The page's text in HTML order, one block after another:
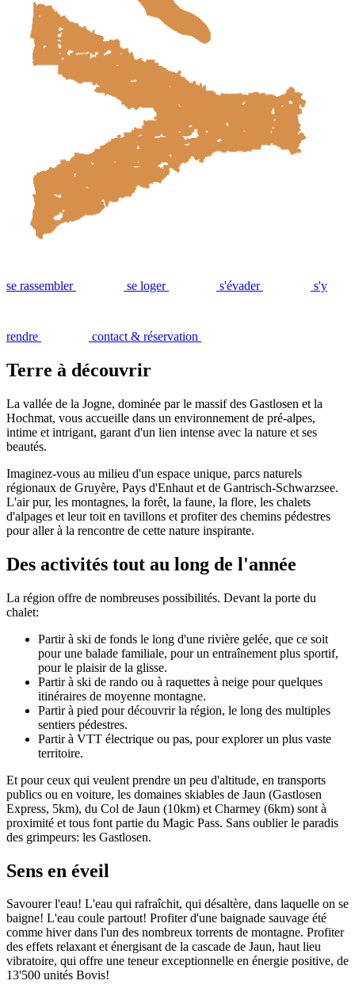
se rassembler se loger s'évader s'y
rendre contact & réservation
Terre à découvrir
La vallée de la Jogne, dominée par le massif des Gastlosen et la
Hochmat, vous accueille dans un environnement de pré-alpes,
intime et intrigant, garant d'un lien intense avec la nature et ses
beautés.
Imaginez-vous au milieu d'un espace unique, parcs naturels
régionaux de Gruyère, Pays d'Enhaut et de Gantrisch-Schwarzsee.
L'air pur, les montagnes, la forêt, la faune, la flore, les chalets
d'alpages et leur toit en tavillons et profiter des chemins pédestres
pour aller à la rencontre de cette nature inspirante.
Des activités tout au long de l'année
La région offre de nombreuses possibilités. Devant la porte du
chalet:
Partir à ski de fonds le long d'une rivière gelée, que ce soit
pour une balade familiale, pour un entraînement plus sportif,
pour le plaisir de la glisse.
Partir à ski de rando ou à raquettes à neige pour quelques
itinéraires de moyenne montagne.
Partir à pied pour découvrir la région, le long des multiples
sentiers pédestres.
Partir à VTT électrique ou pas, pour explorer un plus vaste
territoire.
Et pour ceux qui veulent prendre un peu d'altitude, en transports
publics ou en voiture, les domaines skiables de Jaun (Gastlosen
Express, 5km), du Col de Jaun (10km) et Charmey (6km) sont à
proximité et tous font partie du Magic Pass. Sans oublier le paradis
des grimpeurs: les Gastlosen.
Sens en éveil
Savourer l'eau! L'eau qui rafraîchit, qui désaltère, dans laquelle on se
baigne! L'eau coule partout! Profiter d'une baignade sauvage été
comme hiver dans l'un des nombreux torrents de montagne. Profiter
des effets relaxant et énergisant de la cascade de Jaun, haut lieu
vibratoire, qui offre une teneur exceptionnelle en énergie positive, de
13'500 unités Bovis!